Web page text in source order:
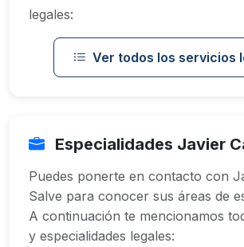
legales:
Ver todos los servicios
Especialidades Javier
Puedes ponerte en contacto con
Salve para conocer sus áreas de
A continuación te mencionamos
y especialidades legales: